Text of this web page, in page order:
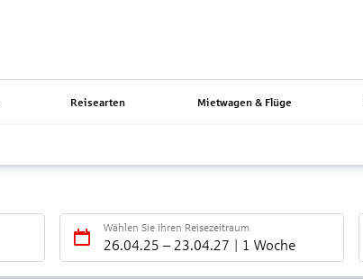
Reisearten Mietwagen & Flüge
Wählen Sie Ihren Reisezeitraum
26.04.25 – 23.04.27 1 Woche